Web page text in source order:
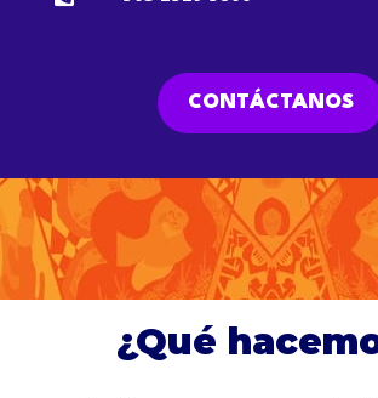
CONTÁCTANOS
¿Qué